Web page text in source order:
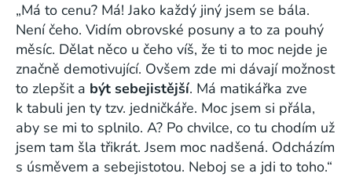
„Má to cenu? Má! Jako každý jiný jsem se bála.
Není čeho. Vidím obrovské posuny a to za pouhý
měsíc. Dělat něco u čeho víš, že ti to moc nejde je
značně demotivující. Ovšem zde mi dávají možnost
to zlepšit a být sebejistější. Má matikářka zve
k tabuli jen ty tzv. jedničkáře. Moc jsem si přála,
aby se mi to splnilo. A? Po chvilce, co tu chodím už
jsem tam šla třikrát. Jsem moc nadšená. Odcházím
s úsměvem a sebejistotou. Neboj se a jdi to toho.“